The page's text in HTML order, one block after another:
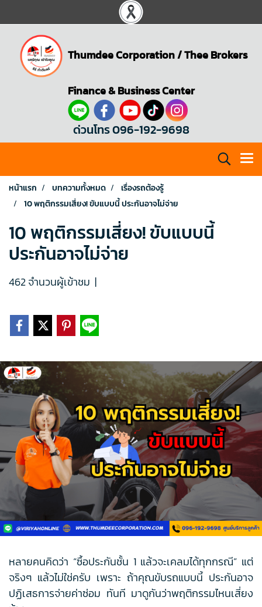
Thumdee Corporation/Thee Brokers
Finance & Business Center
ด่วนโทร 096-192-9698
หน้าแรก บทความทั้งหมด
เรื่องรถต้องรู้
10 พฤติกรรมเสี่ยง! ขับแบบนี้ ประกันอาจไม่จ่าย
10 พฤติกรรมเสี่ยง! ขับแบบนี้
ประกันอาจไม่จ่าย
462 จำนวนผู้เข้าชม |
หลายคนคิดว่า “ซื้อประกันชั้น 1 แล้วจะเคลมได้ทุกกรณี” แต่
จริงๆ แล้วไม่ใช่ครับ เพราะ ถ้าคุณขับรถแบบนี้ ประกันอาจ
ปฏิเสธการจ่ายค่าซ่อม ทันที มาดูกันว่าพฤติกรรมไหนเสี่ยง